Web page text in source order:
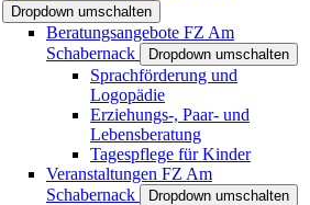
Dropdown umschalten
Beratungsangebote FZ Am
Schabernack
Dropdown umschalten
Sprachförderung und
Logopädie
Erziehungs-, Paar- und
Lebensberatung
Tagespflege für Kinder
Veranstaltungen FZ Am
Schabernack
Dropdown umschalten